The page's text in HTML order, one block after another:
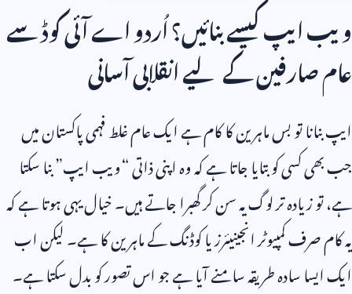
ویب ایپ کیسے بنائیں؟ اُردو اے آئی کوڈ سے
عام صارفین کے لیے انقلابی آسانی
ایپ بنانا تو بس ماہرین کا کام ہے ایک عام غلط فہمی پاکستان میں
جب بھی کسی کو بتایا جاتا ہے کہ وہ اپنی ذاتی “ویب ایپ” بنا سکتا
ہے، تو زیادہ تر لوگ یہ سن کر گھبرا جاتے ہیں۔ خیال یہی ہوتا ہے کہ
یہ کام صرف کمپیوٹر انجینیئرز یا کوڈنگ کے ماہرین کا ہے۔ لیکن اب
ایک ایسا سادہ طریقہ سامنے آیا ہے جو اس تصور کو بدل سکتا ہے۔